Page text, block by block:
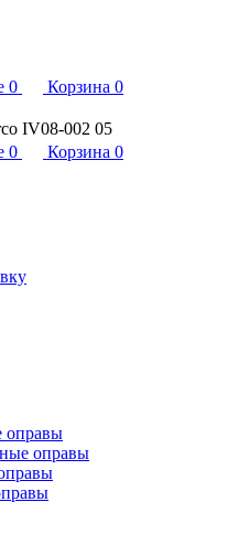
0 Корзина 0
IV08-002 05
0 Корзина 0
оправы
оправы